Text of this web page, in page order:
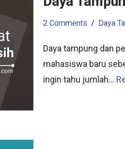
2 Comments Daya
Daya tampung dan
mahasiswa baru
ingin tahu jumlah…